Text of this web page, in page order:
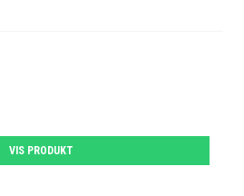
VIS PRODUKT